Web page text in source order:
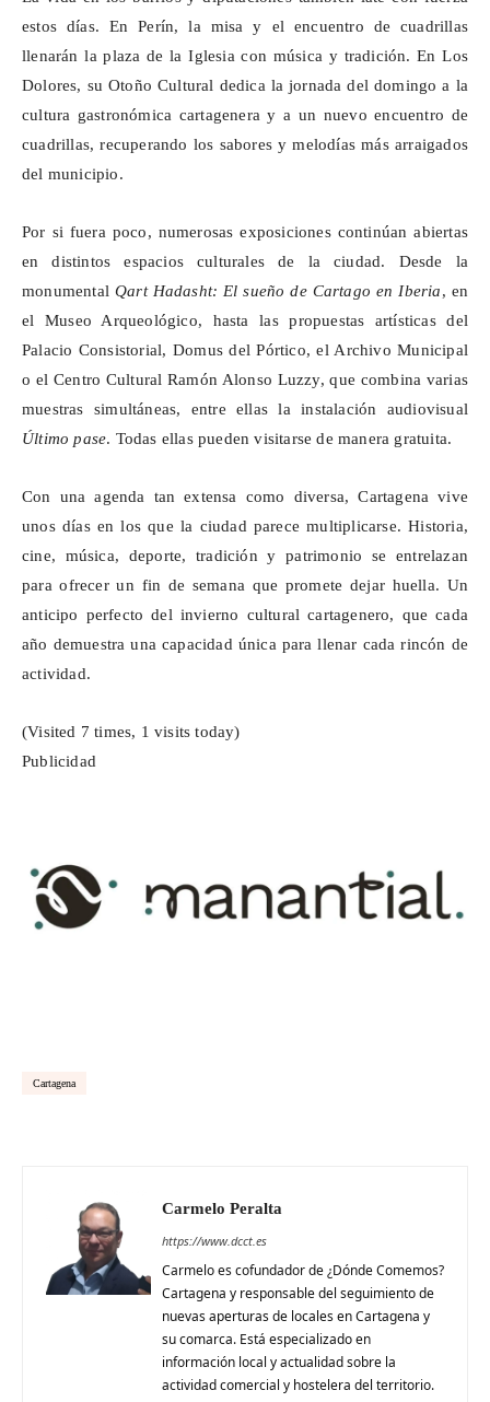
estos días. EnPerín, la misa y el encuentro de cuadrillas
llenarán la plaza de la Iglesia con música y tradición. En Los
Dolores, su Otoño Cultural dedica la jornada del domingo a la
cultura gastronómica cartagenera y a un nuevo encuentro de
cuadrillas, recuperando los sabores y melodías más arraigados
del municipio.
Por si fuera poco, numerosas exposiciones continúan abiertas
en distintos espacios culturales de la ciudad. Desde la
monumental Qart Hadasht: El sueño de Cartago en Iberia, en
el Museo Arqueológico, hasta las propuestas artísticas del
Palacio Consistorial, Domusdel Pórtico, el Archivo Municipal
o el Centro Cultural Ramón Alonso Luzzy, que combina varias
muestras simultáneas, entre ellas la instalación audiovisual
Último pase. Todas ellas pueden visitarse de manera gratuita.
Con una agenda tan extensa como diversa, Cartagena vive
unos días en los que la ciudad parece multiplicarse. Historia,
cine, música, deporte, tradición y patrimonio se entrelazan
para ofrecer un fin de semana que promete dejar huella. Un
anticipo perfecto del invierno cultural cartagenero, que cada
año demuestra una capacidad única para llenar cada rincón de
actividad.
(Visited 7 times, 1 visits today)
Publicidad
Cartagena
Carmelo Peralta
https://www.dcct.es
Carmelo es cofundador de ¿Dónde Comemos?
Cartagena y responsable del seguimiento de
nuevas aperturas de locales en Cartagena y
su comarca. Está especializado en
información local y actualidad sobre la
actividad comercial y hostelera del territorio.